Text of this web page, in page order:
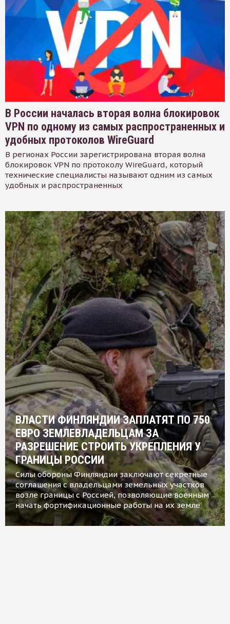
В России началась вторая волна блокировок
VPN по одному из самых распространенных и
удобных протоколов WireGuard
В регионах России зарегистрирована вторая волна
блокировок VPN по протоколу WireGuard, который
технические специалисты называют одним из самых
удобных и распространенных
ВЛАСТИ ФИНЛЯНДИИ ЗАПЛАТЯТ ПО 750
ЕВРО ЗЕМЛЕВЛАДЕЛЬЦАМ ЗА
РАЗРЕШЕНИЕ СТРОИТЬ УКРЕПЛЕНИЯ У
ГРАНИЦЫ РОССИИ
Силы обороны Финляндии заключают секретные
соглашения с владельцами земельных участков
возле границы с Россией, позволяющие военным
начать фортификационные работы на их земле